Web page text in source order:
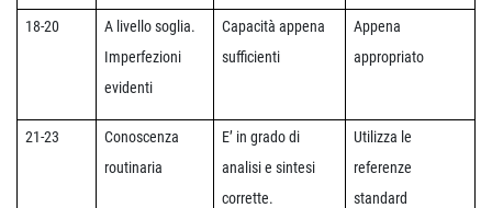
18-20
A livello soglia.
Imperfezioni
evidenti
Capacità appena
sufficienti
Appena
appropriato
21-23
Conoscenza
routinaria
E’ in grado di
analisi e sintesi
corrette.
Utilizza le
referenze
standard